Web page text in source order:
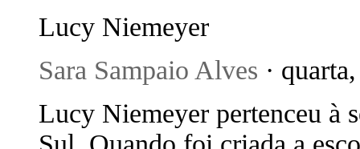
Lucy Niemeyer
Sara Sampaio Alves ·
Lucy Niemeyer pertenceu à